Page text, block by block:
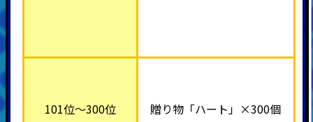
101位～300位 贈り物「ハート」×300個